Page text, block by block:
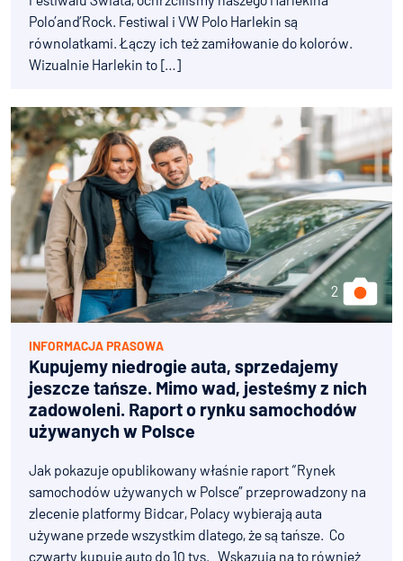
Polo’and’Rock. Festiwal i VW Polo Harlekin są
równolatkami. Łączy ich też zamiłowanie do kolorów.
Wizualnie Harlekin to […]
INFORMACJA PRASOWA
Kupujemy niedrogie auta, sprzedajemy
jeszcze tańsze. Mimo wad, jesteśmy z nich
zadowoleni. Raport o rynku samochodów
używanych w Polsce
Jak pokazuje opublikowany właśnie raport “Rynek
samochodów używanych w Polsce” przeprowadzony na
zlecenie platformy Bidcar, Polacy wybierają auta
używane przede wszystkim dlatego, że są tańsze. Co
czwarty kupuje auto do 10 tys. Wskazują na to również